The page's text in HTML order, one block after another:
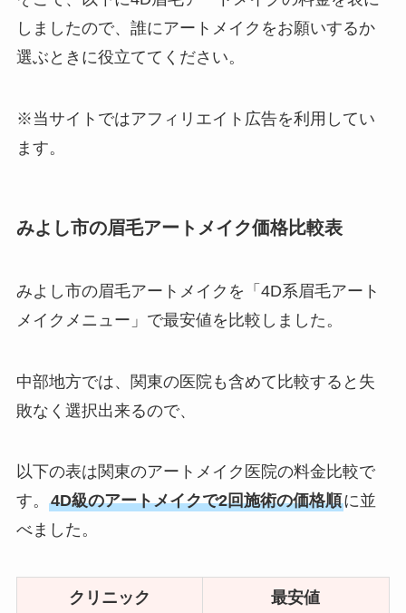
しましたので、誰にアートメイクをお願いするか
選ぶときに役立ててください。
※当サイトではアフィリエイト広告を利用してい
ます。
みよし市の眉毛アートメイク価格比較表
みよし市の眉毛アートメイクを「4D系眉毛アート
メイクメニュー」で最安値を比較しました。
中部地方では、関東の医院も含めて比較すると失
敗なく選択出来るので、
以下の表は関東のアートメイク医院の料金比較で
す。 4D級のアートメイクで2回施術の価格順に並
べました。
クリニック 最安値